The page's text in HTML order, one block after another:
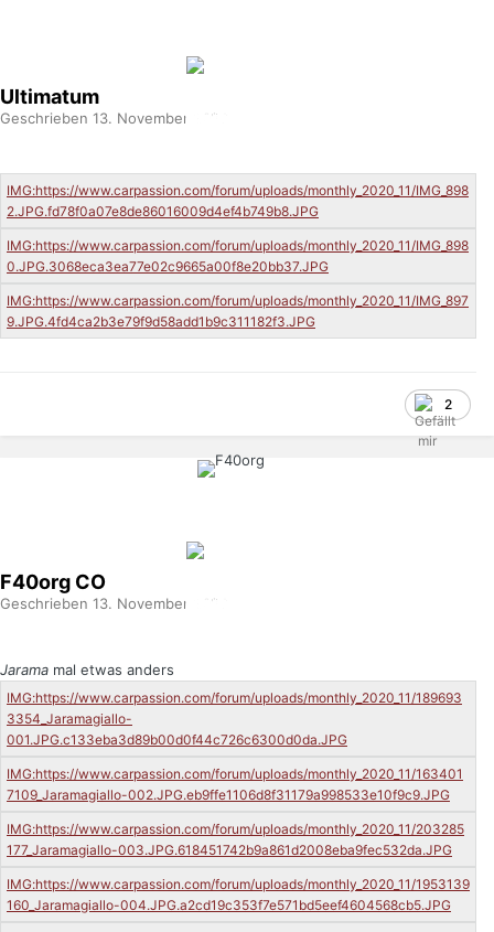
Ultimatum
Geschrieben 13. November 2020
2
F40org CO
Geschrieben 13. November 2020
Jarama mal etwas anders